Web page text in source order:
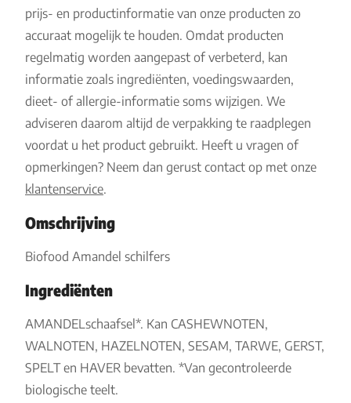
prijs- en productinformatie van onze producten zo
accuraat mogelijk te houden. Omdat producten
regelmatig worden aangepast of verbeterd, kan
informatie zoals ingrediënten, voedingswaarden,
dieet- of allergie-informatie soms wijzigen. We
adviseren daarom altijd de verpakking te raadplegen
voordat u het product gebruikt. Heeft u vragen of
opmerkingen? Neem dan gerust contact op met onze
klantenservice.
Omschrijving
Biofood Amandel schilfers
Ingrediënten
AMANDELschaafsel*. Kan CASHEWNOTEN,
WALNOTEN, HAZELNOTEN, SESAM, TARWE, GERST,
SPELT en HAVER bevatten. *Van gecontroleerde
biologische teelt.